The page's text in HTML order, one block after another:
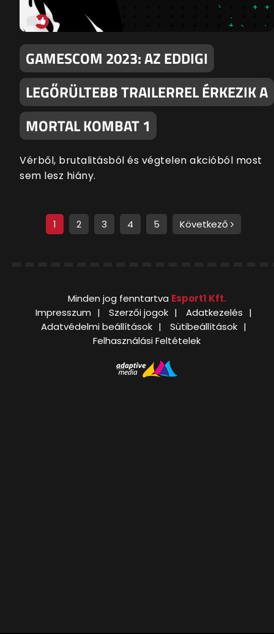
GAMESCOM 2023: AZ EDDIGI
LEGŐRÜLTEBB TRAILERREL ÉRKEZIK A
MORTAL KOMBAT 1
Vérből, brutalitásból és végtelen akcióból most
sem lesz hiány.
1 2 3 4 5 Következő
Minden jog fenntartva Esport1 Kft.
Impresszum
Szerzői jogok
Adatkezelés
Adatvédelmi beállítások
Sütibeállítások
Felhasználási Feltételek